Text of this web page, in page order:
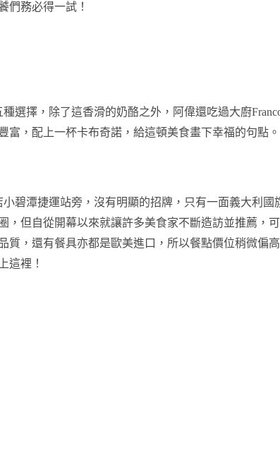
們務必得一試！
選擇，除了這香滑的奶酪之外，阿偉還吃過大廚
富，配上一杯卡布奇諾，給這頓美食畫下幸福的句點。
碧潭捷運站旁，沒有明顯的招牌，只有一面義大利國
，但自從開幕以來就讓許多美食家不斷造訪並推薦，
質，還有餐具亦都是歐美進口，所以餐點價位稍微偏
這裡！